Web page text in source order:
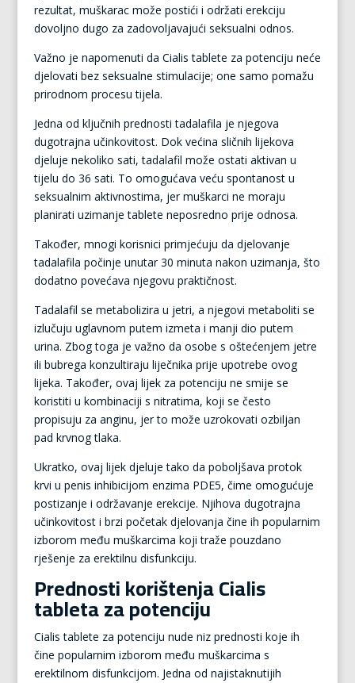
rezultat, muškarac može postići i održati erekciju
dovoljno dugo za zadovoljavajući seksualni odnos.
Važno je napomenuti da Cialis tablete za potenciju neće
djelovati bez seksualne stimulacije; one samo pomažu
prirodnom procesu tijela.
Jedna od ključnih prednosti tadalafila je njegova
dugotrajna učinkovitost. Dok većina sličnih lijekova
djeluje nekoliko sati, tadalafil može ostati aktivan u
tijelu do 36 sati. To omogućava veću spontanost u
seksualnim aktivnostima, jer muškarci ne moraju
planirati uzimanje tablete neposredno prije odnosa.
Također, mnogi korisnici primjećuju da djelovanje
tadalafila počinje unutar 30 minuta nakon uzimanja, što
dodatno povećava njegovu praktičnost.
Tadalafil se metabolizira u jetri, a njegovi metaboliti se
izlučuju uglavnom putem izmeta i manji dio putem
urina. Zbog toga je važno da osobe s oštećenjem jetre
ili bubrega konzultiraju liječnika prije upotrebe ovog
lijeka. Također, ovaj lijek za potenciju ne smije se
koristiti u kombinaciji s nitratima, koji se često
propisuju za anginu, jer to može uzrokovati ozbiljan
pad krvnog tlaka.
Ukratko, ovaj lijek djeluje tako da poboljšava protok
krvi u penis inhibicijom enzima PDE5, čime omogućuje
postizanje i održavanje erekcije. Njihova dugotrajna
učinkovitost i brzi početak djelovanja čine ih popularnim
izborom među muškarcima koji traže pouzdano
rješenje za erektilnu disfunkciju.
Prednosti korištenja Cialis
tableta za potenciju
Cialis tablete za potenciju nude niz prednosti koje ih
čine popularnim izborom među muškarcima s
erektilnom disfunkcijom. Jedna od najistaknutijih